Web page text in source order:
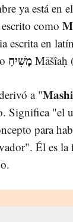
ya está en
como
escrita en
מָשִׁיחַ Māšîaḥ
a "
Significa "el
para
Él es la